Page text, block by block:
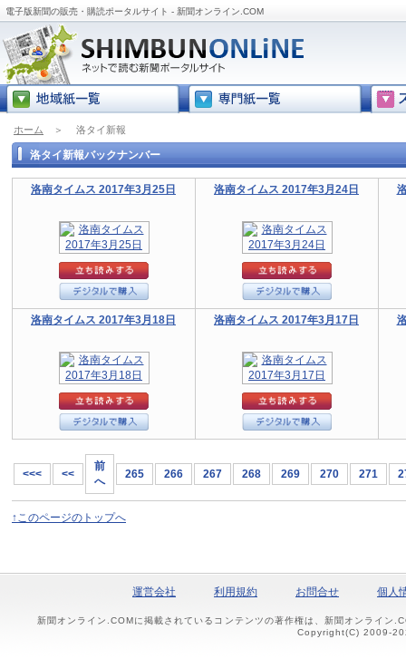
電子版新聞の販売・購読ポータルサイト - 新聞オンライン.COM
ホーム ＞ 洛タイ新報
洛タイ新報バックナンバー
洛南タイムス 2017年3月25日 洛南タイムス 2017年3月24日
洛南タイムス 2017年3月18日 洛南タイムス 2017年3月17日
<<< <<
前
へ
265 266 267 268 269 270 271
↑このページのトップへ
運営会社 利用規約 お問合せ 個人
新聞オンライン.COMに掲載されているコンテンツの著作権は、新聞オンライン
Copyright(C) 2009-